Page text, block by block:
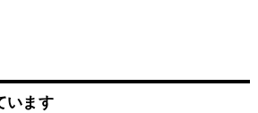
います